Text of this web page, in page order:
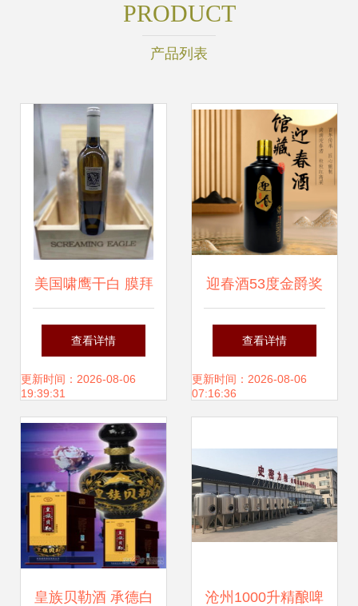
PRODUCT
产品列表
美国啸鹰干白 膜拜
酒界的不朽传奇与
高清图赏
查看详情
更新时间：2026-08-06
19:39:31
迎春酒53度金爵奖
酱香型白酒 廊坊特
产500ml×6瓶装
查看详情
更新时间：2026-08-06
07:16:36
皇族贝勒酒 承德白 沧州1000升精酿啤